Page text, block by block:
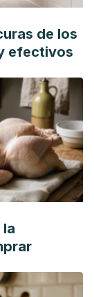
de los
efectivos